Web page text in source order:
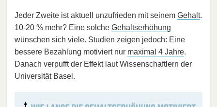
Jeder Zweite ist aktuell unzufrieden mit seinem Gehalt.
10-20 % mehr? Eine solche Gehaltserhöhung
wünschen sich viele. Studien zeigen jedoch: Eine
bessere Bezahlung motiviert nur maximal 4 Jahre.
Danach verpufft der Effekt laut Wissenschaftlern der
Universität Basel.